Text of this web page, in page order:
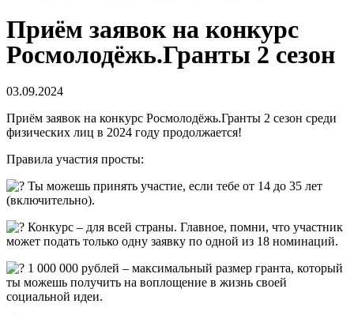
Приём заявок на конкурс
Росмолодёжь.Гранты 2 сезон
03.09.2024
Приём заявок на конкурс Росмолодёжь.Гранты 2 сезон среди
физических лиц в 2024 году продолжается!
Правила участия просты:
Ты можешь принять участие, если тебе от 14 до 35 лет
(включительно).
Конкурс – для всей страны. Главное, помни, что участник
может подать только одну заявку по одной из 18 номинаций.
1 000 000 рублей – максимальный размер гранта, который
ты можешь получить на воплощение в жизнь своей
социальной идеи.